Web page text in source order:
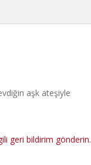
aşk ateşiyle
geri bildirim gönderin.